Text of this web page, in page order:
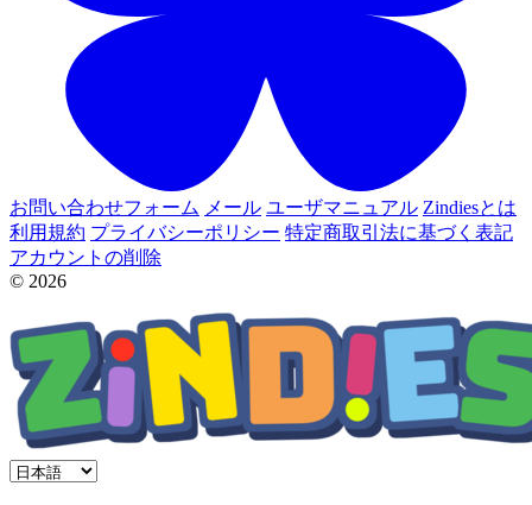
お問い合わせフォーム メール ユーザマニュアル Zindiesとは
利用規約 プライバシーポリシー 特定商取引法に基づく表記
アカウントの削除
© 2026